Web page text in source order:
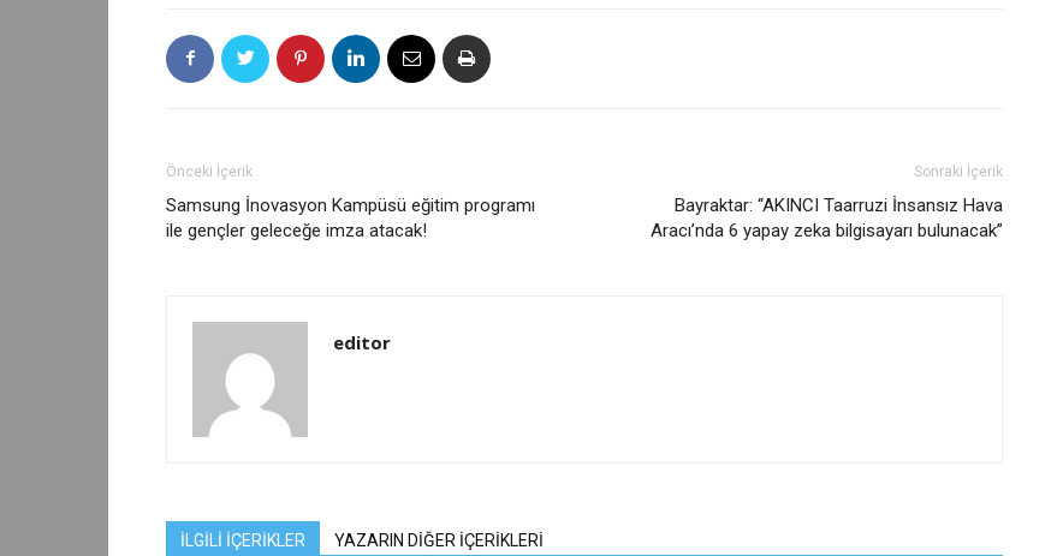
Önceki İçerik
Samsung İnovasyon Kampüsü eğitim programı
ile gençler geleceğe imza atacak!
Sonraki İçerik
Bayraktar: “AKINCI Taarruzi İnsansız Hava
Aracı’nda 6 yapay zeka bilgisayarı bulunacak”
editor
İLGİLİ İÇERİKLER YAZARIN DİĞER İÇERİKLERİ